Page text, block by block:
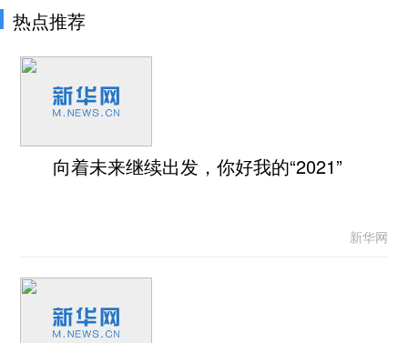
热点推荐
向着未来继续出发，你好我的“2021”
新华网